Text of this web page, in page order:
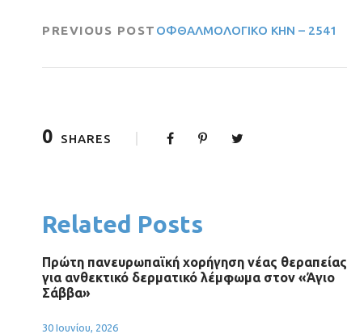
PREVIOUS POST ΟΦΘΑΛΜΟΛΟΓΙΚΟ ΚΗΝ – 2541
0 SHARES
Related Posts
Πρώτη πανευρωπαϊκή χορήγηση νέας θεραπείας
για ανθεκτικό δερματικό λέμφωμα στον «Άγιο
Σάββα»
30 Ιουνίου, 2026